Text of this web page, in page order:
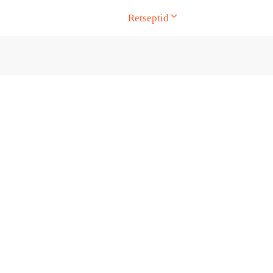
Retseptid
Touch device users, explore by touch or with swipe